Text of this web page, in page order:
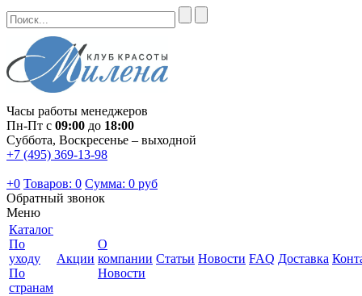
Часы работы менеджеров
Пн-Пт с 09:00 до 18:00
Суббота, Воскресенье – выходной
+7 (495) 369-13-98
+0 Товаров: 0 Сумма: 0 руб
Обратный звонок
Меню
Каталог
По
уходу
По
странам
Акции
О
компании
Новости
Статьи Новости FAQ Доставка